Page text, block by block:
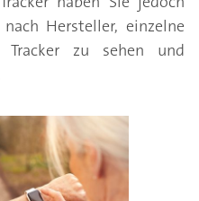
Hersteller, einzelne
zu sehen und